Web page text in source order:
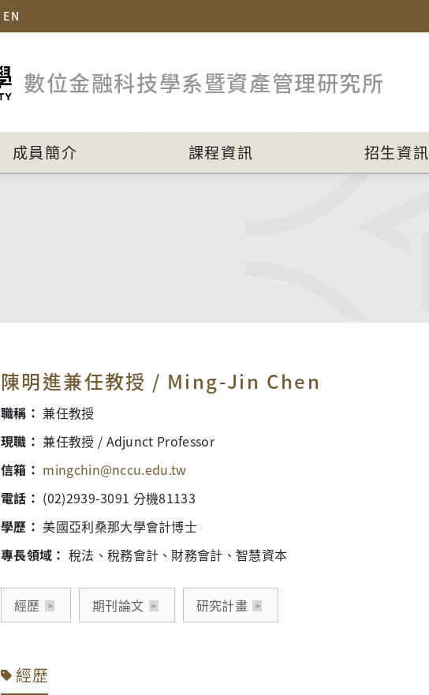
EN
數位金融科技學系暨資產管理研究所
成員簡介 課程資訊 招生資訊
陳明進兼任教授 / Ming-Jin Chen
職稱： 兼任教授
現職： 兼任教授 / Adjunct Professor
信箱： mingchin@nccu.edu.tw
電話： (02)2939-3091 分機81133
學歷： 美國亞利桑那大學會計博士
專長領域： 稅法、稅務會計、財務會計、智慧資本
經歷 期刊論文 研究計畫
經歷